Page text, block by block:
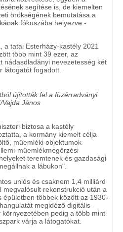
segítése is, de kiemelten
örökségének bemutatása a
fókuszába helyezve -
a tatai Esterházy-kastély 2021
több mint 39 ezer, az
nádasdladányi nevezetesség két
látogatót fogadott.
újították fel a füzérradványi
János
biztosa a kastély
a kormány kiemelt célja
műemléki objektumok
műemlékmegőrzési
teremtenek és gazdasági
a lábukon".
uniós és csaknem 1,4 milliárd
rekonstrukció után a
épületben többek között az 1930-
megidéző digitális-
pedig a több mint
várja a látogatókat.